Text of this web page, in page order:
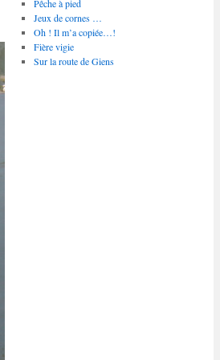
Pêche à pied
Jeux de cornes …
Oh ! Il m’a copiée…!
Fière vigie
Sur la route de Giens